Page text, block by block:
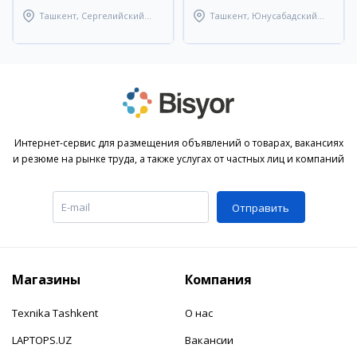
Ташкент, Сергелийский
Ташкент, Юнусабадский
Интернет-сервис для размещения объявлений о товарах, вакансиях
и резюме на рынке труда, а также услугах от частных лиц и компаний
Отправить
Магазины
Texnika Tashkent
LAPTOPS.UZ
Компания
О нас
Вакансии